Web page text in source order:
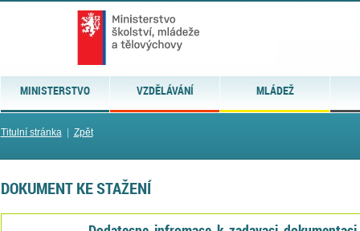
MINISTERSTVO VZDĚLÁVÁNÍ MLÁDEŽ
Titulní stránka| Zpět
DOKUMENT KE STAŽENÍ